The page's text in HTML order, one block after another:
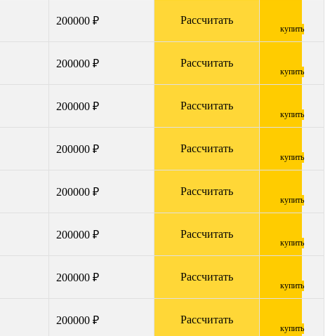
200000 ₽ Рассчитать
купить
200000 ₽ Рассчитать
купить
200000 ₽ Рассчитать
купить
200000 ₽ Рассчитать
купить
200000 ₽ Рассчитать
купить
200000 ₽ Рассчитать
купить
200000 ₽ Рассчитать
купить
200000 ₽ Рассчитать
купить